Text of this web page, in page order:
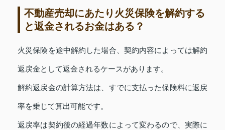
不動産売却にあたり火災保険を解約する
と返金されるお金はある？
火災保険を途中解約した場合、契約内容によっては解約
返戻金として返金されるケースがあります。
解約返戻金の計算方法は、すでに支払った保険料に返戻
率を乗じて算出可能です。
返戻率は契約後の経過年数によって変わるので、実際に